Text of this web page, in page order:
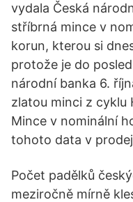
vydala Česká
stříbrná mince v
korun, kterou si
protože je do
národní banka 6.
zlatou minci z cyklu
Mince v nominální
tohoto data v
Počet padělků
meziročně mírně